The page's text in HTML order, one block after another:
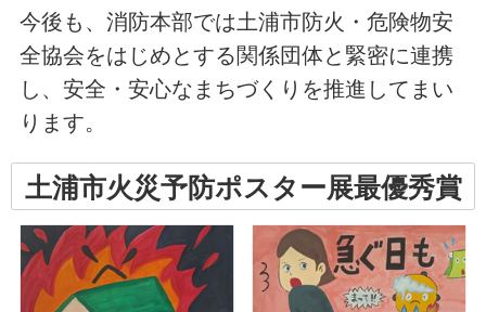
今後も、消防本部では土浦市防火・危険物安
全協会をはじめとする関係団体と緊密に連携
し、安全・安心なまちづくりを推進してまい
ります。
土浦市火災予防ポスター展最優秀賞